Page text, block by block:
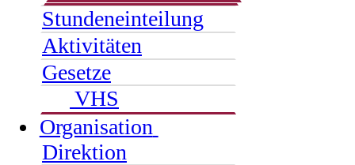
Stundeneinteilung
Aktivitäten
Gesetze
VHS
Organisation
Direktion